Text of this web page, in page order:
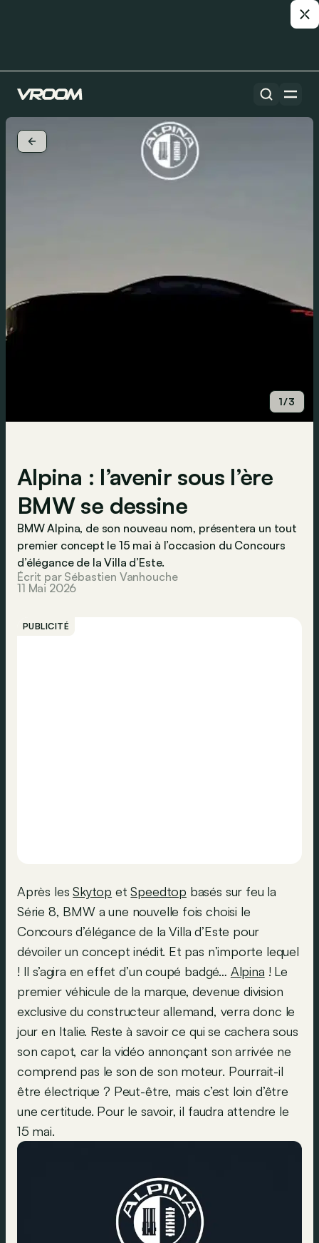
1/3
Alpina : l’avenir sous l’ère
BMW se dessine
BMW Alpina, de son nouveau nom, présentera un tout
premier concept le 15 mai à l’occasion du Concours
d’élégance de la Villa d’Este.
Écrit par Sébastien Vanhouche
11 Mai 2026
PUBLICITÉ
Après lesSkytop etSpeedtop basés sur feu la
Série 8, BMW a une nouvelle fois choisi le
Concours d’élégance de la Villa d’Este pour
dévoiler un concept inédit. Et pas n’importe lequel
! Il s’agira en effet d’un coupé badgé… Alpina ! Le
premier véhicule de la marque, devenue division
exclusive du constructeur allemand, verra donc le
jour en Italie. Reste à savoir ce qui se cachera sous
son capot, car la vidéo annonçant son arrivée ne
comprend pas le son de son moteur. Pourrait-il
être électrique ? Peut-être, mais c’est loin d’être
une certitude. Pour le savoir, il faudra attendre le
15 mai.